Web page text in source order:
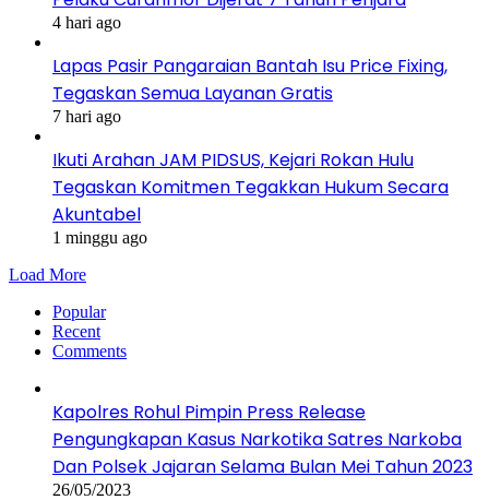
4 hari ago
Lapas Pasir Pangaraian Bantah Isu Price Fixing,
Tegaskan Semua Layanan Gratis
7 hari ago
Ikuti Arahan JAM PIDSUS, Kejari Rokan Hulu
Tegaskan Komitmen Tegakkan Hukum Secara
Akuntabel
1 minggu ago
Load More
Popular
Recent
Comments
Kapolres Rohul Pimpin Press Release
Pengungkapan Kasus Narkotika Satres Narkoba
Dan Polsek Jajaran Selama Bulan Mei Tahun 2023
26/05/2023